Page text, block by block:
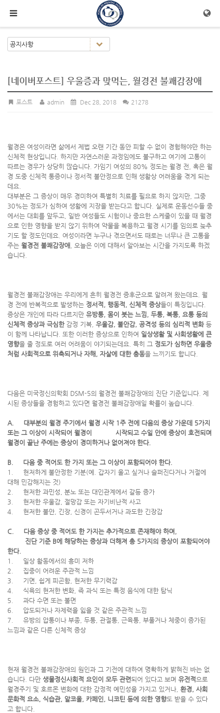
[네이버포스트] 우울증과 맞먹는, 월경전 불쾌감장애
포스트 admin Dec 28, 2018 21278
월경은 여성이라면 삶에서 제법 오랜 기간 동안 피할 수 없이 경험해야만 하는
신체적 현상입니다. 하지만 자연스러운 과정임에도 불구하고 여기에 고통이
따르는 경우가 상당히 많습니다. 가임기 여성의 80% 정도는 월경 전, 혹은 월
경 도중 신체적 통증이나 정서적 불안정으로 인해 생활상 어려움을 겪게 되는
데요.
대부분은 그 증상이 매우 경미하여 특별히 치료를 필요로 하지 않지만, 그중
30%는 정도가 심하여 생활에 지장을 받는다고 합니다. 실제로 운동선수들 중
에서는 대회를 앞두고, 일반 여성들도 시험이나 중요한 스케줄이 있을 때 월경
으로 인한 영향을 받지 않기 위하여 약물을 복용하고 월경 시기를 임의로 늦추
기도 할 정도인데요. 여성이라면 누구나 겪으면서도 때로는 너무나 큰 고통을
주는 월경전 불쾌감장애
, 오늘은 이에 대해서 알아보는 시간을 가지도록 하겠
습니다.
월경전 불쾌감장애는 우리에게 흔히 월경전 증후군으로 알려져 왔는데요. 월
경 전에 반복적으로 발생하는 정서적 , 행동적 , 신체적 증상들이 특징입니다.
증상은 개인에 따라 다르지만 유방통, 몸이 붓는 느낌 , 두통, 복통, 요통 등의
신체적 증상과 극심한 감정 기복, 우울감, 불안감, 공격성 등의 심리적 변화등
이 함께 나타납니다. 또한 이러한 증상으로 인하여 일상생활 및 사회생활에 큰
영향을 줄 정도로 여러 어려움이 야기되는데요. 특히 그 정도가 심하면 우울증
처럼 사회적으로 위축되거나 자해 , 자살에 대한 충동을 느끼기도 합니다.
다음은 미국정신의학회 DSM-5의 월경전 불쾌감장애의 진단 기준입니다. 제
시된 증상들을 경험하고 있다면 월경전 불쾌감장애일 확률이 높습니다.
A. 대부분의 월경 주기에서 월경 시작1주 전에 다음의 증상 가운데 5가지
또는 그 이상이 시작되어 월경이 시작되고 수일 안에 증상이 호전되며
월경이 끝난 주에는 증상이 경미하거나 없어져야 한다.
B. 다음 중 적어도 한 가지 또는 그 이상이 포함되어야 한다.
1. 현저하게 불안정한 기분(예. 갑자기 울고 싶거나 슬퍼진다거나 거절에
대해 민감해지는 것)
2. 현저한 과민성, 분노 또는 대인관계에서 갈등 증가
3. 현저한 우울감, 절망감 또는 자기비난적 사고
4. 현저한 불안, 긴장, 신경이 곤두서거나 과도한 긴장감
C. 다음 증상 중 적어도 한 가지는 추가적으로 존재해야 하며 ,
진단 기준B에 해당하는 증상과 더해져 총5가지의 증상이 포함되어야
한다.
1. 일상 활동에서의 흥미 저하
2. 집중이 어려운 주관적 느낌
3. 기면, 쉽게 피곤함, 현저한 무기력감
4. 식욕의 현저한 변화, 즉 과식 또는 특정 음식에 대한 탐닉
5. 과다 수면 또는 불면
6. 압도되거나 자제력을 잃을 것 같은 주관적 느낌
7. 유방의 압통이나 부종, 두통, 관절통, 근육통, 부풀거나 체중이 증가된
느낌과 같은 다른 신체적 증상
현재 월경전 불쾌감장애의 원인과 그 기전에 대하여 명확하게 밝혀진 바는 없
습니다. 다만 생물정신사회적 요인이 모두 관련되어 있다고 보며 유전적으로
월경주기 및 호르몬 변화에 대한 감정적 예민성을 가지고 있거나, 환경 , 사회
문화적 요소, 식습관, 알코올, 카페인 , 니코틴 등에 의한 영향도 받을 수 있다
고 합니다.